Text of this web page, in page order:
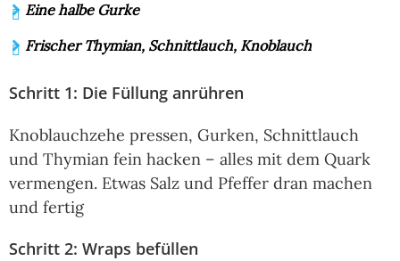
Eine halbe Gurke
Frischer Thymian, Schnittlauch, Knoblauch
Schritt 1: Die Füllung anrühren
Knoblauchzehe pressen, Gurken, Schnittlauch
und Thymian fein hacken – alles mit dem Quark
vermengen. Etwas Salz und Pfeffer dran machen
und fertig
Schritt 2: Wraps befüllen